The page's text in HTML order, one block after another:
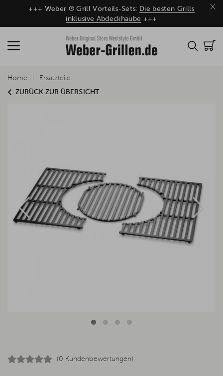
×
+++ Weber ® Grill Vorteils-Sets: Die besten Grills
inklusive Abdeckhaube +++
ZURÜCK ZUR ÜBERSICHT
Home Ersatzteile
(0 Kundenbewertungen)